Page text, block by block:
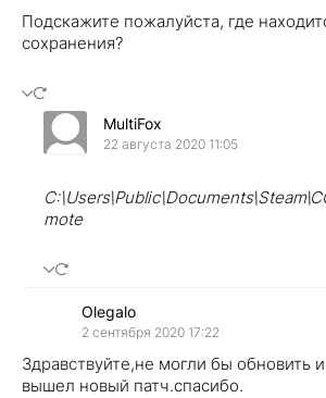
Подскажите пожалуйста, где
сохранения?
MultiFox
22 августа 2020 11:05
mote
Olegalo
2 сентября 2020 17:22
Здравствуйте,не могли бы обновить
вышел новый патч.спасибо.